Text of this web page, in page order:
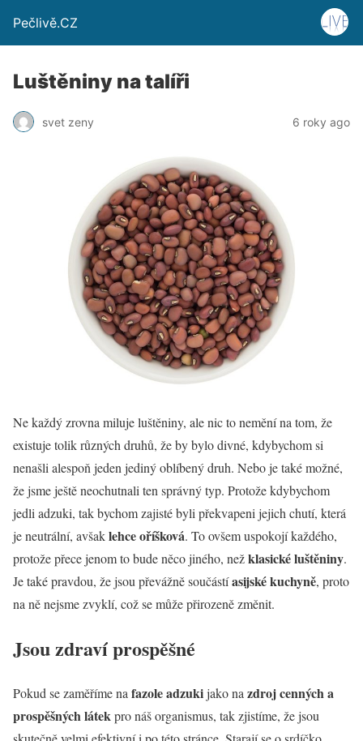
Pečlivě.CZ
Luštěniny na talíři
svet zeny 6 roky ago
Ne každý zrovna miluje luštěniny, ale nic to nemění na tom, že
existuje tolik různých druhů, že by bylo divné, kdybychom si
nenašli alespoň jeden jediný oblíbený druh. Nebo je také možné,
že jsme ještě neochutnali ten správný typ. Protože kdybychom
jedli adzuki, tak bychom zajisté byli překvapeni jejich chutí, která
je neutrální, avšaklehce oříšková. To ovšem uspokojí každého,
protože přece jenom to bude něco jiného, nežklasické luštěniny.
Je také pravdou, že jsou převážně součástíasijské kuchyně, proto
na ně nejsme zvyklí, což se může přirozeně změnit.
Jsou zdraví prospěšné
Pokud se zaměříme na fazole adzukijako na zdroj cenných a
prospěšných látekpro náš organismus, tak zjistíme, že jsou